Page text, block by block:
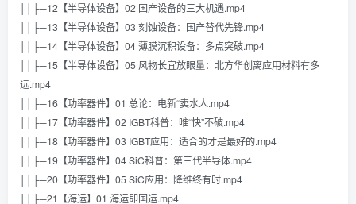
││├─12【半导体设备】02 国产设备的三大机遇.mp4
││├─13【半导体设备】03 刻蚀设备：国产替代先锋.mp4
││├─14【半导体设备】04 薄膜沉积设备：多点突破.mp4
││├─15【半导体设备】05 风物长宜放眼量：北方华创离应用材料有多
远.mp4
││├─16【功率器件】01 总论：电新“卖水人.mp4
││├─17【功率器件】02 IGBT科普：唯“快”不破.mp4
││├─18【功率器件】03 IGBT应用：适合的才是最好的.mp4
││├─19【功率器件】04 SiC科普：第三代半导体.mp4
││├─20【功率器件】05 SiC应用：降维终有时.mp4
││├─21【海运】01 海运即国运.mp4